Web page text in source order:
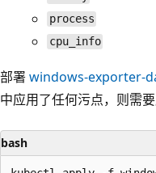
process
cpu_info
部署windows-exporter-
中应用了任何污点，则需
bash